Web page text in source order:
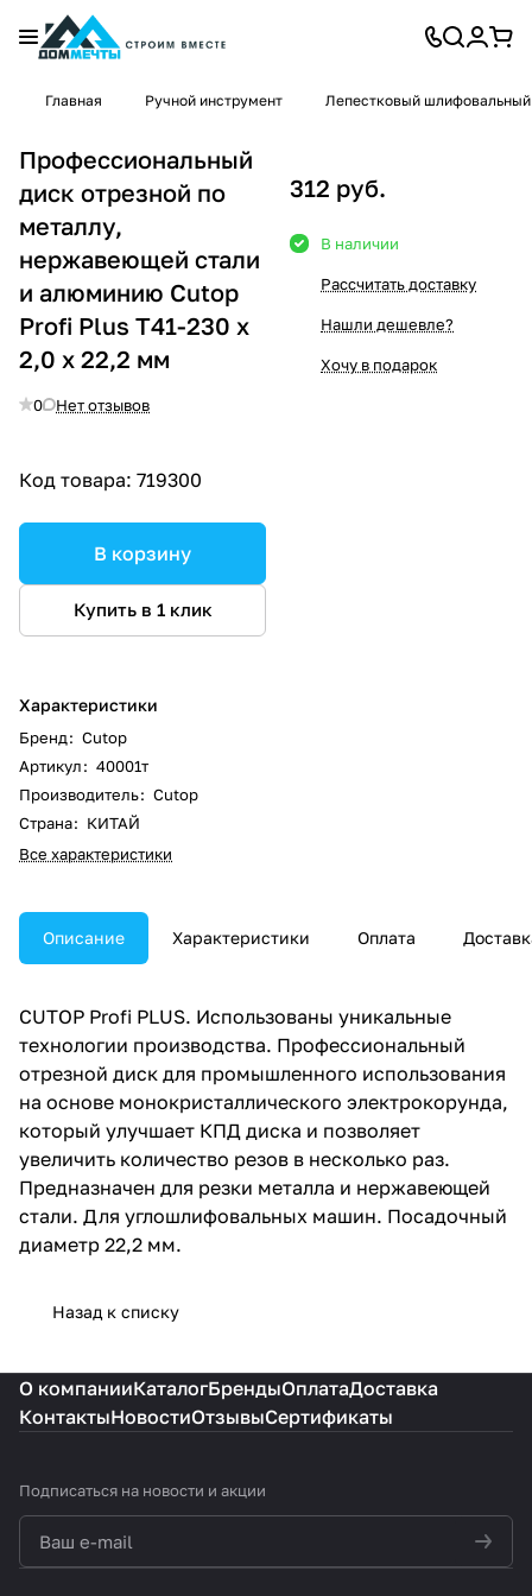
Главная Ручной инструмент Лепестковый шлифовальный
Профессиональный
диск отрезной по
металлу,
нержавеющей стали
и алюминию Cutop
Profi Plus Т41-230 х
2,0 х 22,2 мм
0 Нет отзывов
Код товара: 719300
В корзину
Купить в 1 клик
Характеристики
Бренд: Cutop
Артикул: 40001т
Производитель: Cutop
Страна: КИТАЙ
Все характеристики
312 руб.
В наличии
Рассчитать доставку
Нашли дешевле?
Хочу в подарок
Описание Характеристики Оплата
CUTOP Profi PLUS. Использованы уникальные
технологии производства. Профессиональный
отрезной диск для промышленного использования
на основе монокристаллического электрокорунда,
который улучшает КПД диска и позволяет
увеличить количество резов в несколько раз.
Предназначен для резки металла и нержавеющей
стали. Для углошлифовальных машин. Посадочный
диаметр 22,2 мм.
Назад к списку
О компанииКаталогБрендыОплатаДоставка
КонтактыНовостиОтзывыСертификаты
Подписаться на новости и акции